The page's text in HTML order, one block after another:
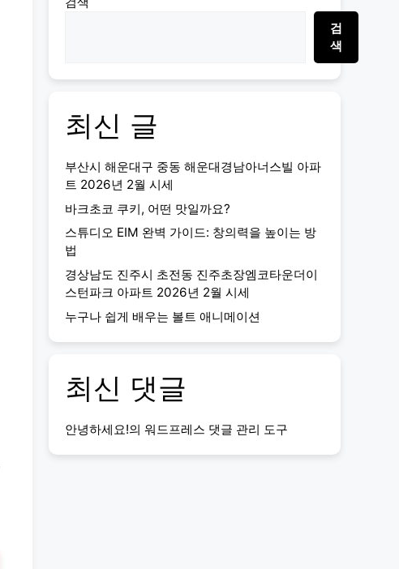
검
색
최신 글
부산시 해운대구 중동 해운대경남아너스빌 아파
트 2026년 2월 시세
바크초코 쿠키, 어떤 맛일까요?
스튜디오 EIM 완벽 가이드: 창의력을 높이는 방
법
경상남도 진주시 초전동 진주초장엠코타운더이
스턴파크 아파트 2026년 2월 시세
누구나 쉽게 배우는 볼트 애니메이션
최신 댓글
안녕하세요!의 워드프레스 댓글 관리 도구